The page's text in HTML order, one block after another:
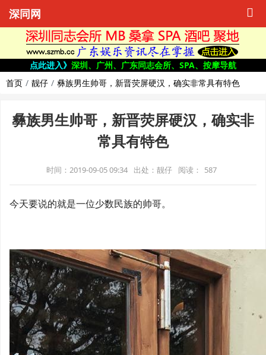
深同网
点此进入》 深圳、广州、广东同志会所、SPA、按摩导航
首页
靓仔 彝族男生帅哥，新晋荧屏硬汉，确实非常具有特色
彝族男生帅哥，新晋荧屏硬汉，确实非
常具有特色
时间：2019-09-05 09:34 出处：靓仔 阅读： 587
今天要说的就是一位少数民族的帅哥。